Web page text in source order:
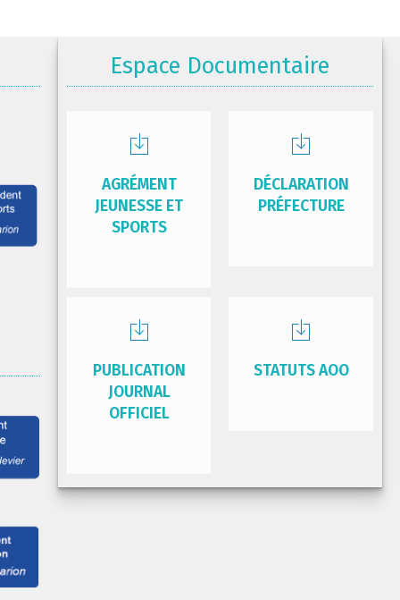
Espace Documentaire
AGRÉMENT
JEUNESSE ET
SPORTS
DÉCLARATION
PRÉFECTURE
PUBLICATION
JOURNAL
OFFICIEL
STATUTS AOO